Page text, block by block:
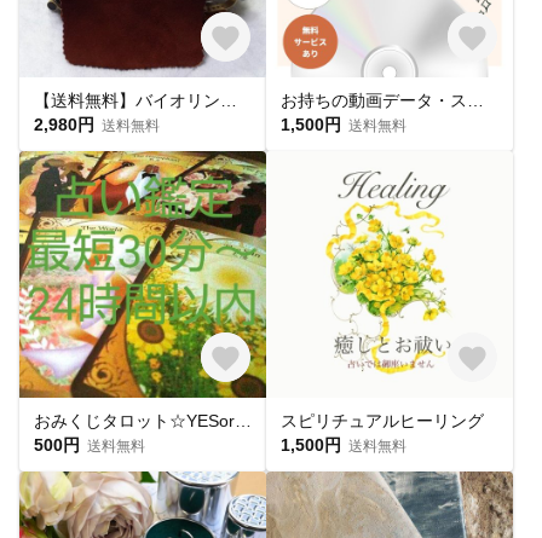
2,980円 送料無料
1,500円 送料無料
500円 送料無料
スピリチュアルヒーリング
1,500円 送料無料